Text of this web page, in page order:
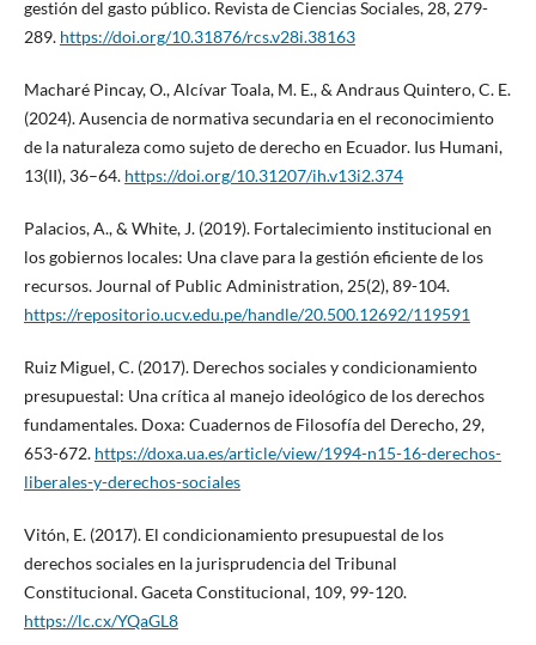
gestión del gasto público. Revista de Ciencias Sociales, 28, 279-
289. https://doi.org/10.31876/rcs.v28i.38163
Macharé Pincay, O., Alcívar Toala, M. E., & Andraus Quintero, C. E.
(2024). Ausencia de normativa secundaria en el reconocimiento
de la naturaleza como sujeto de derecho en Ecuador. Ius Humani,
13(II), 36–64. https://doi.org/10.31207/ih.v13i2.374
Palacios, A., & White, J. (2019). Fortalecimiento institucional en
los gobiernos locales: Una clave para la gestión eficiente de los
recursos. Journal of Public Administration, 25(2), 89-104.
https://repositorio.ucv.edu.pe/handle/20.500.12692/119591
Ruiz Miguel, C. (2017). Derechos sociales y condicionamiento
presupuestal: Una crítica al manejo ideológico de los derechos
fundamentales. Doxa: Cuadernos de Filosofía del Derecho, 29,
653-672. https://doxa.ua.es/article/view/1994-n15-16-derechos-
liberales-y-derechos-sociales
Vitón, E. (2017). El condicionamiento presupuestal de los
derechos sociales en la jurisprudencia del Tribunal
Constitucional. Gaceta Constitucional, 109, 99-120.
https://lc.cx/YQaGL8